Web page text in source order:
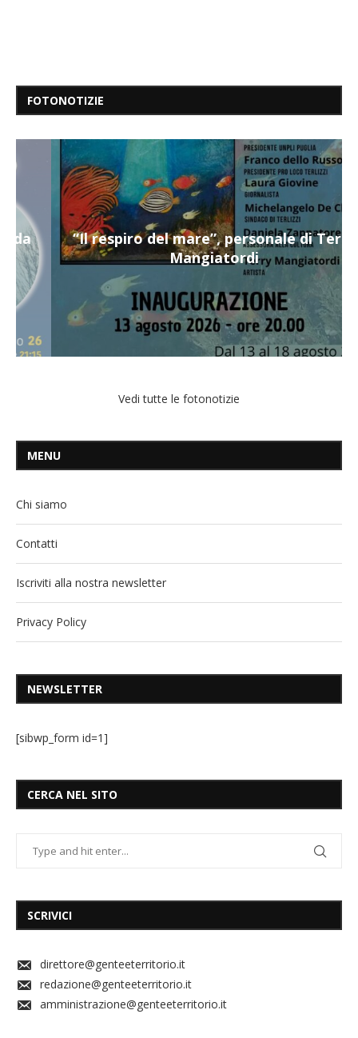
FOTONOTIZIE
“Il respiro del mare”, personale di Terry
Mangiatordi
Vedi tutte le fotonotizie
MENU
Chi siamo
Contatti
Iscriviti alla nostra newsletter
Privacy Policy
NEWSLETTER
[sibwp_form id=1]
CERCA NEL SITO
SCRIVICI
direttore@genteeterritorio.it
redazione@genteeterritorio.it
amministrazione@genteeterritorio.it